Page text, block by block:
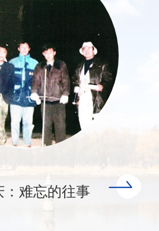
：难忘的往事